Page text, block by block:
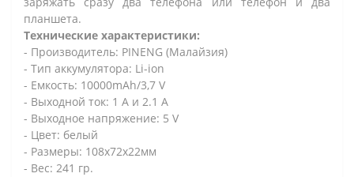
планшета.
Технические характеристики:
- Производитель: PINENG (Малайзия)
- Тип аккумулятора: Li-ion
- Емкость: 10000mAh/3,7 V
- Выходной ток: 1 А и 2.1 А
- Выходное напряжение: 5 V
- Цвет: белый
- Размеры: 108x72x22мм
- Вес: 241 гр.